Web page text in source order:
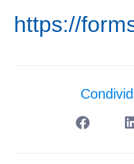
https://